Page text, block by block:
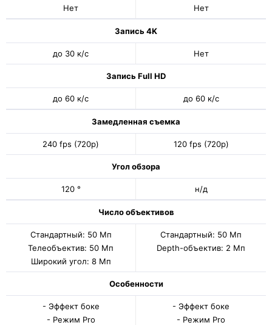
Нет Нет
Запись 4K
до 30 к/с Нет
Запись Full HD
до 60 к/с до 60 к/с
Замедленная съемка
240 fps (720p) 120 fps (720p)
Угол обзора
120 ° н/д
Число объективов
Стандартный: 50 Мп
Телеобъектив: 50 Мп
Широкий угол: 8 Мп
Стандартный: 50 Мп
Depth-объектив: 2 Мп
Особенности
- Эффект боке
- Режим Pro
- Эффект боке
- Режим Pro